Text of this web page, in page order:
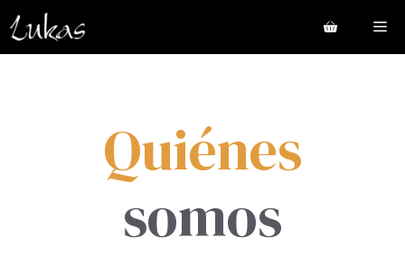
Saltar
al
contenido
Quiénes
somos